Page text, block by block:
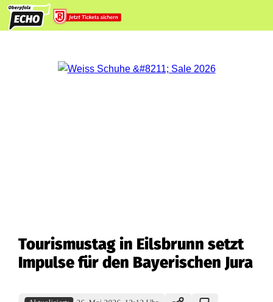
Tourismustag in Eilsbrunn setzt
Impulse für den Bayerischen Jura